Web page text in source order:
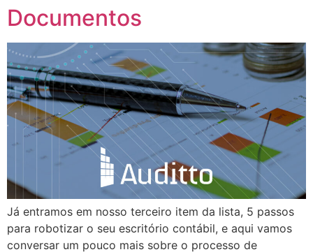
Documentos
Já entramos em nosso terceiro item da lista, 5 passos
para robotizar o seu escritório contábil, e aqui vamos
conversar um pouco mais sobre o processo de